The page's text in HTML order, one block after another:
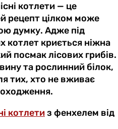
котлети — це
рецепт цілком може
думку. Адже під
котлет криється ніжна
посмак лісових грибів.
та рослинний білок,
тих, хто не вживає
котлетиз фенхелем від